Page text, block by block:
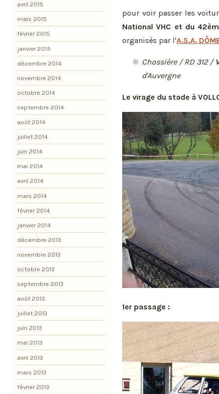
pour voir passer les
National VHC et du
organisés par l'A.S.A.
Chossière / RD 312 /
d'Auvergne
Le virage du stade à
1er passage :
avril 2015
mars 2015
février 2015
janvier 2015
décembre 2014
novembre 2014
octobre 2014
septembre 2014
août 2014
juillet 2014
juin 2014
mai 2014
avril 2014
mars 2014
février 2014
janvier 2014
décembre 2013
novembre 2013
octobre 2013
septembre 2013
août 2013
juillet 2013
juin 2013
mai 2013
avril 2013
mars 2013
février 2013